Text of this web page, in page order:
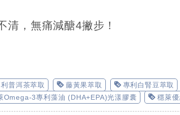
清，無痛減醣4撇步！
普洱茶萃取 藤黃果萃取
專利白腎豆萃取
Omega-3專利藻油 (DHA+EPA)光漾膠囊 穩萊